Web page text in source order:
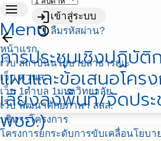
loginเข้าสู่ระบบ
restoreลืมรหัสผ่าน?
menu
Menu
หน้าแรก
เว็บ สถาบันนโยบายสาธารณะ
เว็บ ศวนส.
เว็บ 1ตำบล 1มหาวิทยาลัย
เว็บ พัฒนาศักยภาพฯ สสส.
บริหารโครงการ
โครงการยกระดับการขับเคลื่อนโยบา
arrow_back
การประชุมเชิงปฏิบั
แผนและข้อเสนอโคร
เลี้ยงลงพื้นที่/จัดปร
พชอ.)